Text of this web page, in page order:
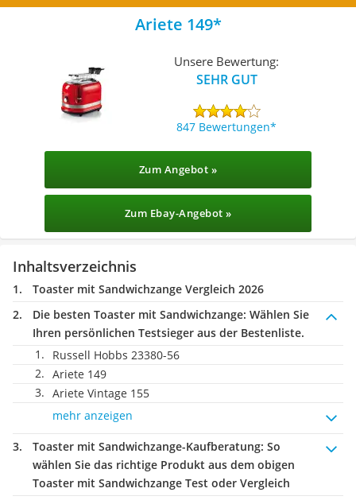
Ariete 149
Unsere Bewertung:
SEHR GUT
847 Bewertungen
Zum Angebot »
Zum Ebay-Angebot »
Inhaltsverzeichnis
Toaster mit Sandwichzange Vergleich 2026
Die besten Toaster mit Sandwichzange: Wählen Sie
Ihren persönlichen Testsieger aus der Bestenliste.
Russell Hobbs 23380-56
Ariete 149
Ariete Vintage 155
mehr anzeigen
Toaster mit Sandwichzange-Kaufberatung: So
wählen Sie das richtige Produkt aus dem obigen
Toaster mit Sandwichzange Test oder Vergleich